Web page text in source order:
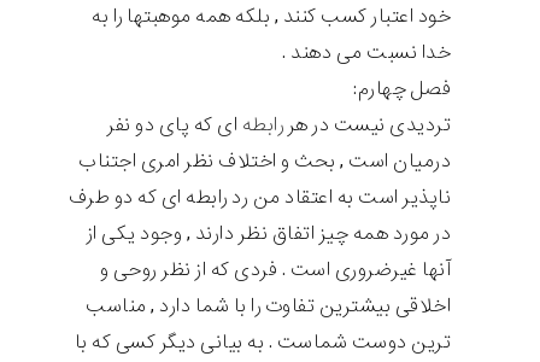
خود اعتبار کسب کنند , بلکه همه موهبتها را به
خدا نسبت می دهند .
فصل چهارم:
تردیدی نیست در هر رابطه ای که پای دو نفر
درمیان است , بحث و اختلاف نظر امری اجتناب
ناپذیر است به اعتقاد من رد رابطه ای که دو طرف
در مورد همه چیز اتفاق نظر دارند , وجود یکی از
آنها غیرضروری است . فردی که از نظر روحی و
اخلاقی بیشترین تفاوت را با شما دارد , مناسب
ترین دوست شماست . به بیانی دیگر کسی که با